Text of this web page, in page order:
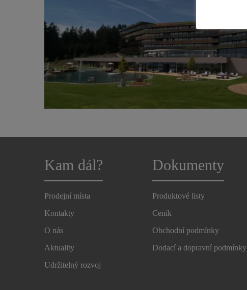
Kam dál?
Prodejní místa
Kontakty
O nás
Aktuality
Udržitelný rozvoj
Dokumenty
Produktové listy
Ceník
Obchodní podmínky
Dodací a dopravní podmínky